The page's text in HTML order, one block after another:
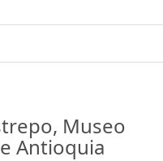
Museo
Antioquia